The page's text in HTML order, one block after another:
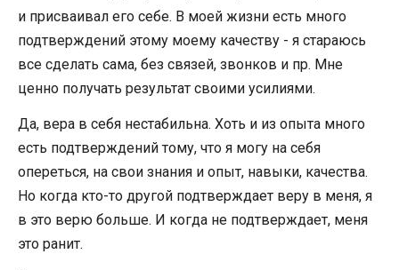
и присваивал его себе. В моей жизни есть много
подтверждений этому моему качеству - я стараюсь
все сделать сама, без связей, звонков и пр. Мне
ценно получать результат своими усилиями.
Да, вера в себя нестабильна. Хоть и из опыта много
есть подтверждений тому, что я могу на себя
опереться, на свои знания и опыт, навыки, качества.
Но когда кто-то другой подтверждает веру в меня, я
в это верю больше. И когда не подтверждает, меня
это ранит.